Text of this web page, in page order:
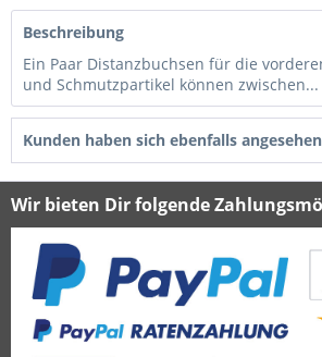
Beschreibung
Ein Paar Distanzbuchsen für die
und Schmutzpartikel können zwischen...
Kunden haben sich ebenfalls angesehen
Wir bieten Dir folgende